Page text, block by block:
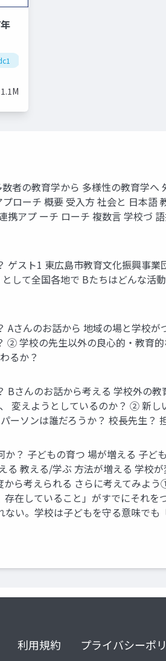
1.1M
者の教育学から 多様性の教育学
ローチ 概要 受入方 社会と 日本語
アプ ーチ ローチ 複数言 学校づ
スト1 東広島市教育文化振興事
して全国各地で Bたちはどんな活
さんのお話から 地域の場と学校
学校の先生以外の良心的・教育
るか？
さんのお話から考える 学校外の
変えようとしているのか？ ② 新
ソンは誰だろうか？ 校長先生？
？ 子どもの育つ 場が増える 子ど
教える/学ぶ 方法が増える 学校
ら考えられる さらに考えてみよ
在していること」がすでにそれ
い。学校は子どもを守る意味で
利用規約 プライバシーポ